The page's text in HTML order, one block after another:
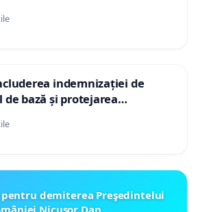
indemnizației de
bază și protejarea
pentru asistenții
demiterea Preşedintelui